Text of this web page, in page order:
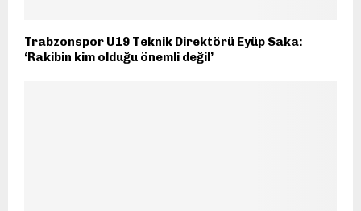
Trabzonspor U19 Teknik Direktörü Eyüp Saka:
‘Rakibin kim olduğu önemli değil’